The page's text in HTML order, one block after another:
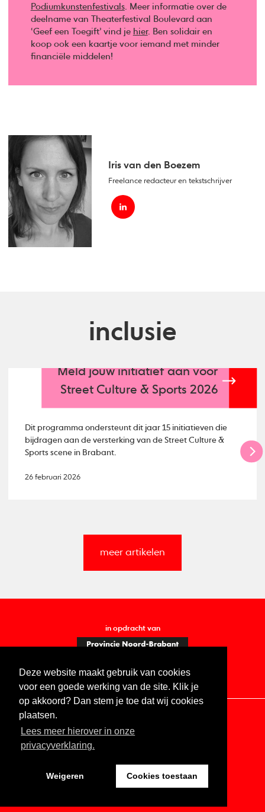
Deze website maakt gebruik van cookies
voor een goede werking van de site. Klik je
op akkoord? Dan stem je toe dat wij cookies
plaatsen.
Lees meer hierover in onze
privacyverklaring.
Weigeren Cookies toestaan
Podiumkunstenfestivals. Meer informatie over de
deelname van Theaterfestival Boulevard aan
‘Geef een Toegift’ vind je hier. Ben solidair en
koop ook een kaartje voor iemand met minder
financiële middelen!
Iris van den Boezem
Freelance redacteur en tekstschrijver
inclusie
Meld jouw initiatief aan voor
Street Culture & Sports 2026
Dit programma ondersteunt dit jaar 15 initiatieven die
bijdragen aan de versterking van de Street Culture &
Sports scene in Brabant.
26 februari 2026
meer artikelen
in opdracht van
Contact Vacatures ANBI
Digitale toegankelijkheid